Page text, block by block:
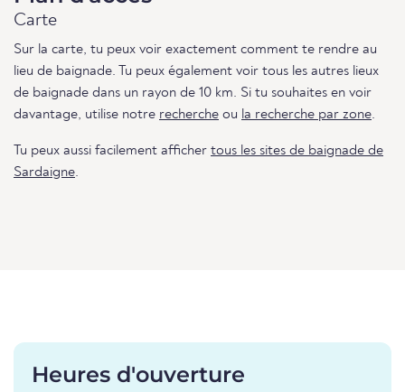
Carte
Sur la carte, tu peux voir exactement comment te rendre au
lieu de baignade. Tu peux également voir tous les autres lieux
de baignade dans un rayon de 10 km. Si tu souhaites en voir
davantage, utilise notre recherche ou la recherche par zone.
Tu peux aussi facilement afficher tous les sites de baignade de
Sardaigne.
Heures d'ouverture